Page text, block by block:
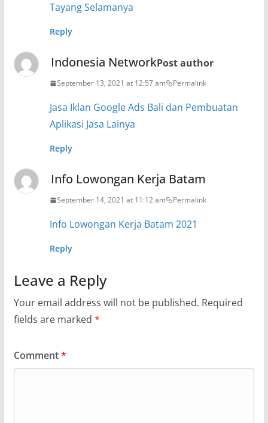
Tayang Selamanya
Reply
Indonesia NetworkPost author
September 13, 2021 at 12:57 am Permalink
Jasa Iklan Google Ads Bali dan Pembuatan
Aplikasi Jasa Lainya
Reply
Info Lowongan Kerja Batam
September 14, 2021 at 11:12 am Permalink
Info Lowongan Kerja Batam 2021
Reply
Leave a Reply
Your email address will not be published. Required
fields are marked *
Comment*